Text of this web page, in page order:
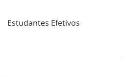
Estudantes Efetivos